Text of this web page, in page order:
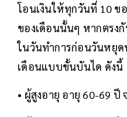
โอนเงินให้ทุกวันที่ 10 ข
ของเดือนนั้นๆ หากตรง
ในวันทำการก่อนวันหยุด
เดือนแบบขั้นบันได ดังนี้
• ผู้สูงอายุ อายุ 60-69 ปี